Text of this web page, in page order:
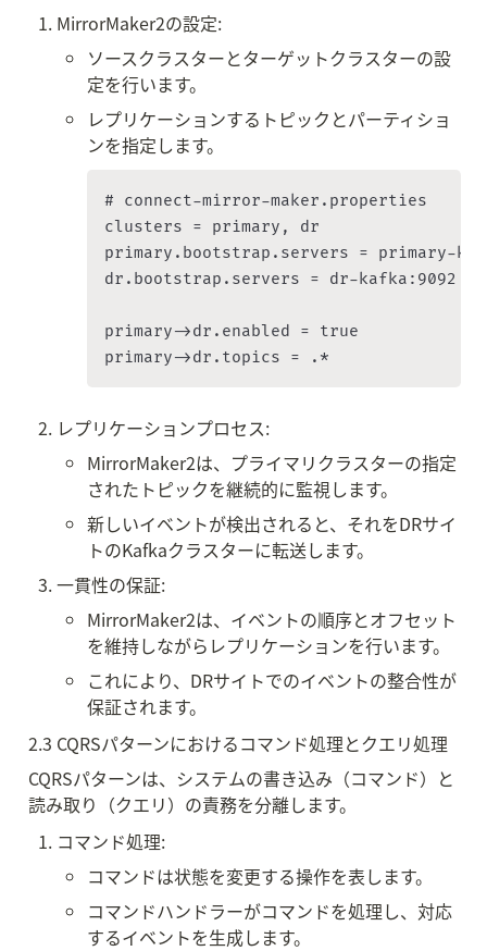
MirrorMaker2の設定:
ソースクラスターとターゲットクラスターの設
定を行います。
レプリケーションするトピックとパーティショ
ンを指定します。
# connect-mirror-maker.properties
clusters = primary, dr
primary.bootstrap.servers = primary-
dr.bootstrap.servers = dr-kafka:9092
primary->dr.enabled = true
レプリケーションプロセス:
MirrorMaker2は、プライマリクラスターの指定
されたトピックを継続的に監視します。
新しいイベントが検出されると、それをDRサイ
トのKafkaクラスターに転送します。
一貫性の保証:
MirrorMaker2は、イベントの順序とオフセット
を維持しながらレプリケーションを行います。
これにより、DRサイトでのイベントの整合性が
保証されます。
2.3 CQRSパターンにおけるコマンド処理とクエリ処理
CQRSパターンは、システムの書き込み（コマンド）と
読み取り（クエリ）の責務を分離します。
コマンド処理:
コマンドは状態を変更する操作を表します。
コマンドハンドラーがコマンドを処理し、対応
するイベントを生成します。